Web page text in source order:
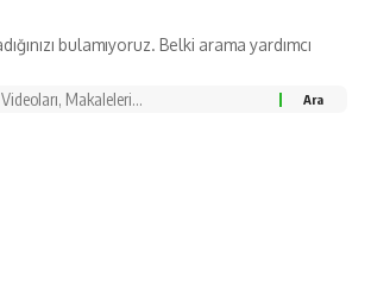
bulamıyoruz. Belki arama yardımcı